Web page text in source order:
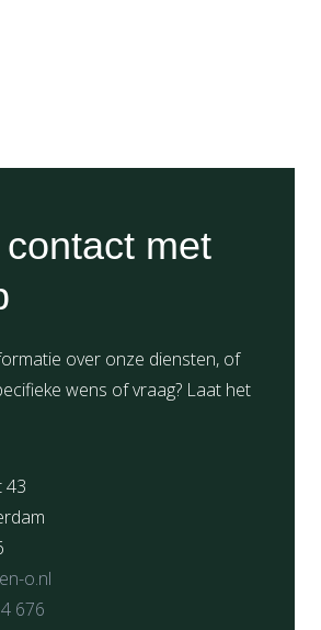
met
over onze diensten, of
wens of vraag? Laat het
43
o.nl
676